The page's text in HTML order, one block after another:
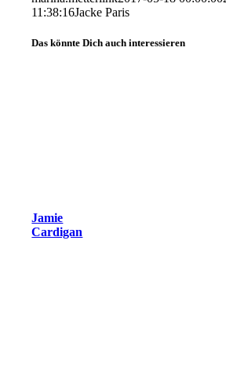
11:38:16Jacke Paris
Das könnte Dich auch interessieren
Jamie
Cardigan